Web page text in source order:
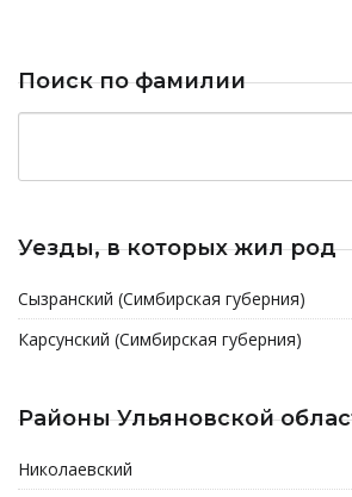
Поиск по фамилии
Уезды, в которых жил род
Сызранский (Симбирская губерния)
Карсунский (Симбирская губерния)
Районы Ульяновской
Николаевский